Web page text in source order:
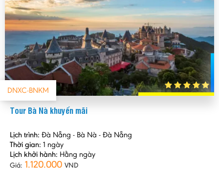
DNXC-BNKM
Tour Bà Nà khuyến mãi
Lịch trình: Đà Nẵng - Bà Nà - Đà Nẵng
Thời gian: 1 ngày
Lịch khởi hành: Hằng ngày
Giá: 1.120.000 VND